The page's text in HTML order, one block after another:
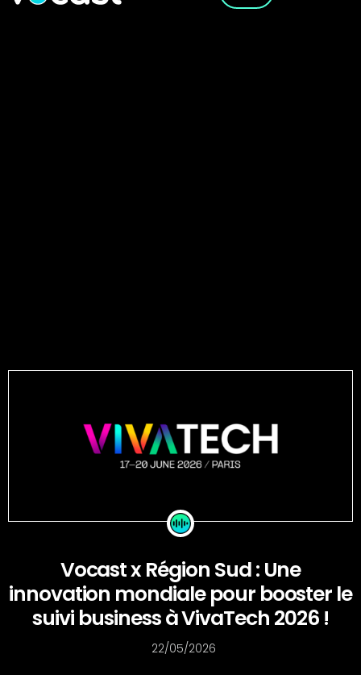
Vocast x Région Sud : Une
innovation mondiale pour booster le
suivi business à VivaTech 2026 !
22/05/2026